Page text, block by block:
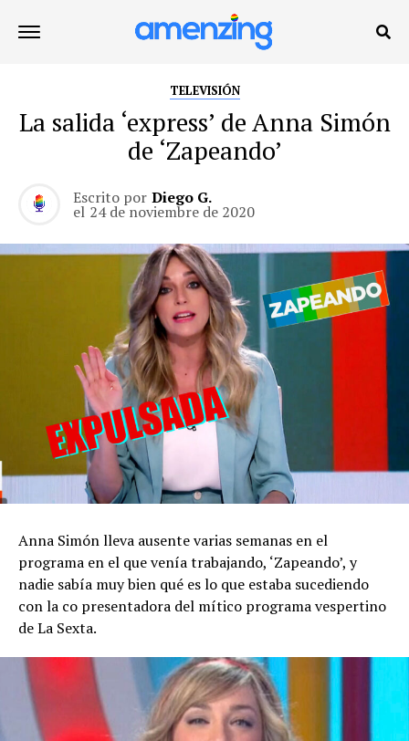
TELEVISIÓN
La salida ‘express’ de Anna Simón
de ‘Zapeando’
Escrito por Diego G.
el 24 de noviembre de 2020
Anna Simón lleva ausente varias semanas en el
programa en el que venía trabajando, ‘Zapeando’, y
nadie sabía muy bien qué es lo que estaba sucediendo
con la co presentadora del mítico programa vespertino
de La Sexta.